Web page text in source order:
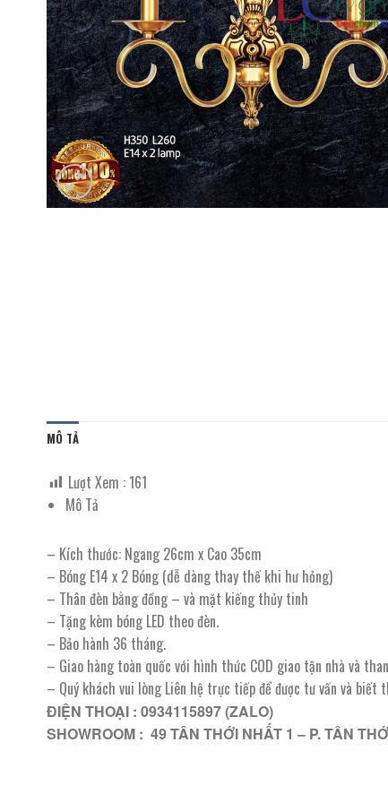
MÔ TẢ
Lượt Xem :161
Mô Tả
– Kích thước: Ngang 26cm x Cao 35cm
– Bóng E14 x 2 Bóng (dễ dàng thay thế khi hư hỏng)
– Thân đèn bằng đồng – và mặt kiếng thủy tinh
– Tặng kèm bóng LED theo đèn.
– Bảo hành 36 tháng.
– Giao hàng toàn quốc với hình thức COD giao tận nhà và
– Quý khách vui lòng Liên hệ trực tiếp để được tư vấn và
ĐIỆN THOẠI : 0934115897 (ZALO)
SHOWROOM : 49 TÂN THỚI NHẤT 1 – P. TÂN